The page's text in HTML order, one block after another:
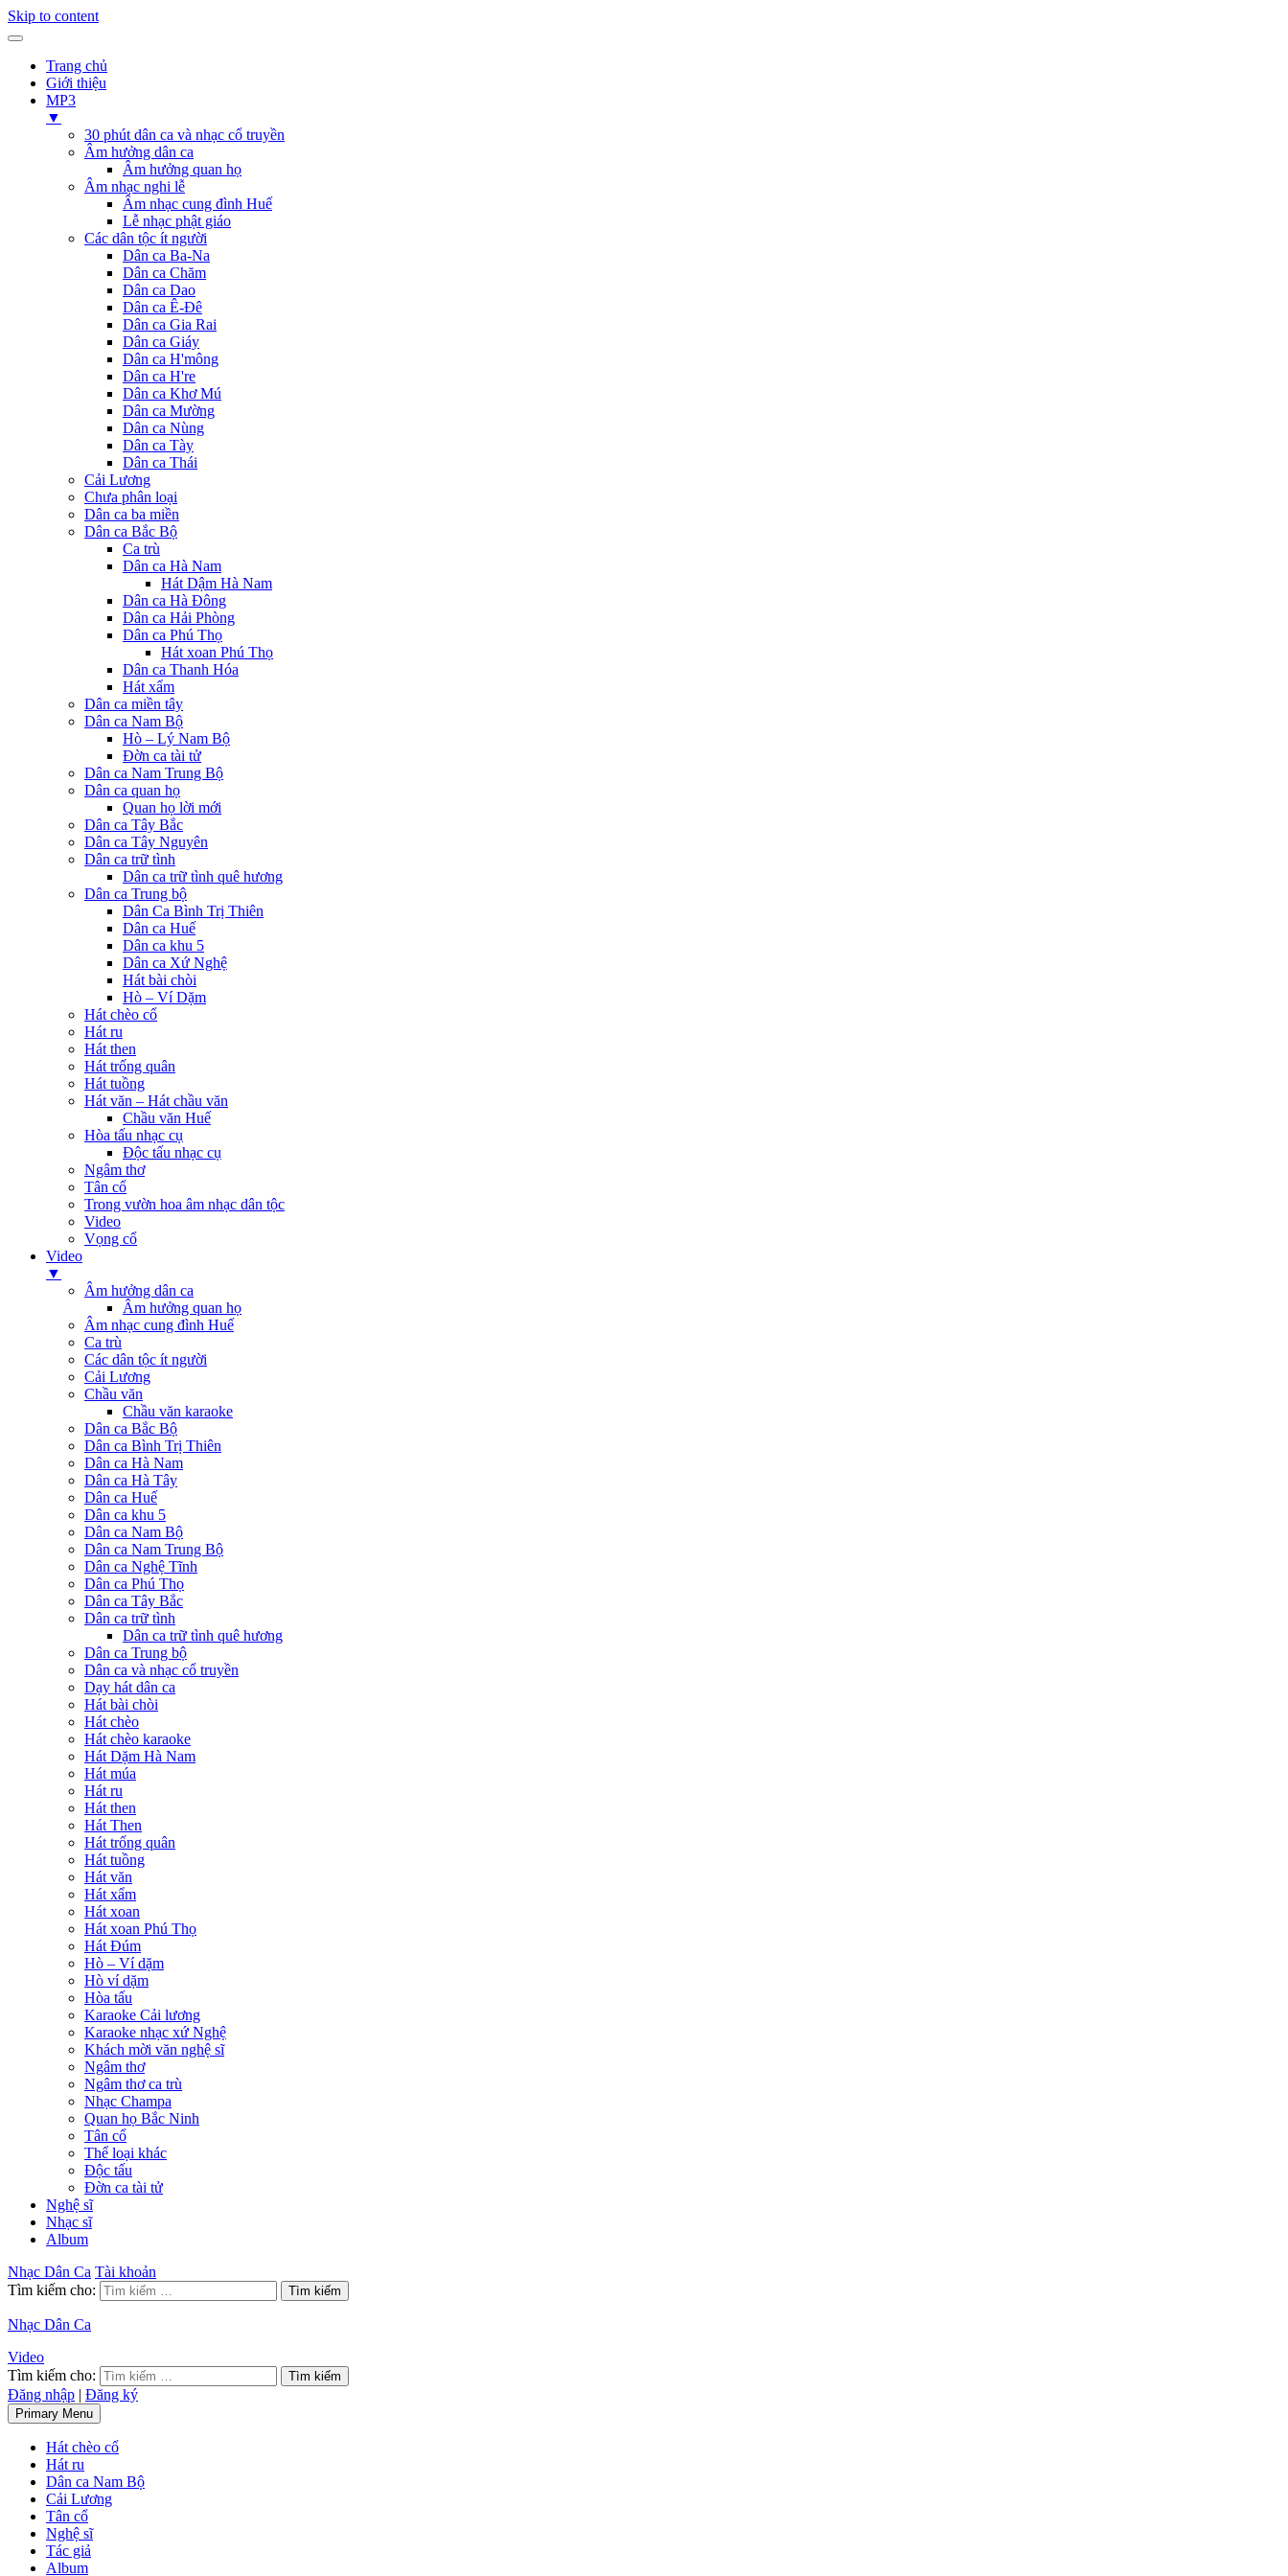
Skip to content
Trang chủ
Giới thiệu
MP3
▼
30 phút dân ca và nhạc cổ truyền
Âm hưởng dân ca
Âm hưởng quan họ
Âm nhạc nghi lễ
Âm nhạc cung đình Huế
Lễ nhạc phật giáo
Các dân tộc ít người
Dân ca Ba-Na
Dân ca Chăm
Dân ca Dao
Dân ca Ê-Đê
Dân ca Gia Rai
Dân ca Giáy
Dân ca H'mông
Dân ca H're
Dân ca Khơ Mú
Dân ca Mường
Dân ca Nùng
Dân ca Tày
Dân ca Thái
Cải Lương
Chưa phân loại
Dân ca ba miền
Dân ca Bắc Bộ
Ca trù
Dân ca Hà Nam
Hát Dậm Hà Nam
Dân ca Hà Đông
Dân ca Hải Phòng
Dân ca Phú Thọ
Hát xoan Phú Thọ
Dân ca Thanh Hóa
Hát xẩm
Dân ca miền tây
Dân ca Nam Bộ
Hò – Lý Nam Bộ
Đờn ca tài tử
Dân ca Nam Trung Bộ
Dân ca quan họ
Quan họ lời mới
Dân ca Tây Bắc
Dân ca Tây Nguyên
Dân ca trữ tình
Dân ca trữ tình quê hương
Dân ca Trung bộ
Dân Ca Bình Trị Thiên
Dân ca Huế
Dân ca khu 5
Dân ca Xứ Nghệ
Hát bài chòi
Hò – Ví Dặm
Hát chèo cổ
Hát ru
Hát then
Hát trống quân
Hát tuồng
Hát văn – Hát chầu văn
Chầu văn Huế
Hòa tấu nhạc cụ
Độc tấu nhạc cụ
Ngâm thơ
Tân cổ
Trong vườn hoa âm nhạc dân tộc
Video
Vọng cổ
Video
▼
Âm hưởng dân ca
Âm hưởng quan họ
Âm nhạc cung đình Huế
Ca trù
Các dân tộc ít người
Cải Lương
Chầu văn
Chầu văn karaoke
Dân ca Bắc Bộ
Dân ca Bình Trị Thiên
Dân ca Hà Nam
Dân ca Hà Tây
Dân ca Huế
Dân ca khu 5
Dân ca Nam Bộ
Dân ca Nam Trung Bộ
Dân ca Nghệ Tĩnh
Dân ca Phú Thọ
Dân ca Tây Bắc
Dân ca trữ tình
Dân ca trữ tình quê hương
Dân ca Trung bộ
Dân ca và nhạc cổ truyền
Dạy hát dân ca
Hát bài chòi
Hát chèo
Hát chèo karaoke
Hát Dặm Hà Nam
Hát múa
Hát ru
Hát then
Hát Then
Hát trống quân
Hát tuồng
Hát văn
Hát xẩm
Hát xoan
Hát xoan Phú Thọ
Hát Đúm
Hò – Ví dặm
Hò ví dặm
Hòa tấu
Karaoke Cải lương
Karaoke nhạc xứ Nghệ
Khách mời văn nghệ sĩ
Ngâm thơ
Ngâm thơ ca trù
Nhạc Champa
Quan họ Bắc Ninh
Tân cổ
Thể loại khác
Độc tấu
Đờn ca tài tử
Nghệ sĩ
Nhạc sĩ
Album
Nhạc Dân Ca Tài khoản
Tìm kiếm cho:
Nhạc Dân Ca
Video
Tìm kiếm cho:
Đăng nhập | Đăng ký
Primary Menu
Hát chèo cổ
Hát ru
Dân ca Nam Bộ
Cải Lương
Tân cổ
Nghệ sĩ
Tác giả
Album